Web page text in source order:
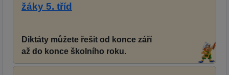
žáky 5. tříd
Diktáty můžete řešit od konce září
až do konce školního roku.